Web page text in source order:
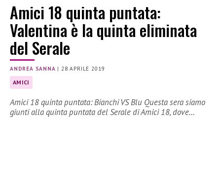
Amici 18 quinta puntata:
Valentina è la quinta eliminata
del Serale
ANDREA SANNA |28 APRILE 2019
AMICI
Amici 18 quinta puntata: Bianchi VS Blu Questa sera siamo
giunti alla quinta puntata del Serale di Amici 18, dove…